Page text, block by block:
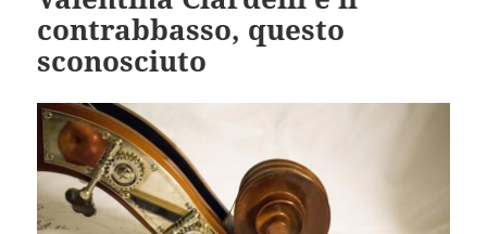
contrabbasso, questo
sconosciuto